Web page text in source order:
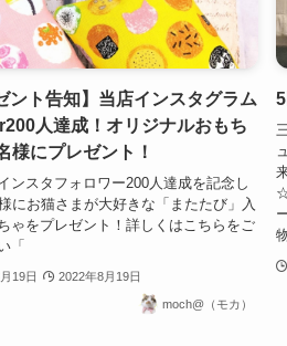
ント告知】当店インスタグラム
人達成！オリジナルおもち
様にプレゼント！
ンスタフォロワー200人達成を記念し
にお猫さまが大好きな「またたび」入
ゃをプレゼント！詳しくはこちらをご
「
19日 2022年8月19日
moch@（モカ）